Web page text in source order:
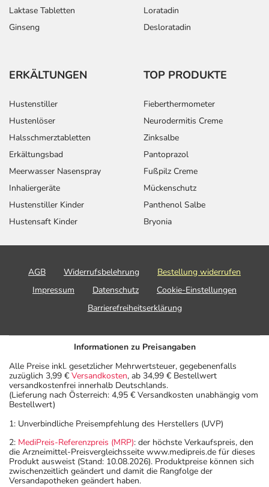
Laktase Tabletten
Ginseng
Loratadin
Desloratadin
ERKÄLTUNGEN
Hustenstiller
Hustenlöser
Halsschmerztabletten
Erkältungsbad
Meerwasser Nasenspray
Inhaliergeräte
Hustenstiller Kinder
Hustensaft Kinder
TOP PRODUKTE
Fieberthermometer
Neurodermitis Creme
Zinksalbe
Pantoprazol
Fußpilz Creme
Mückenschutz
Panthenol Salbe
Bryonia
AGB Widerrufsbelehrung
Bestellung widerrufen
Impressum
Datenschutz
Cookie-Einstellungen
Barrierefreiheitserklärung
Informationen zu Preisangaben
Alle Preise inkl. gesetzlicher Mehrwertsteuer, gegebenenfalls
zuzüglich 3,99 € Versandkosten, ab 34,99 € Bestellwert
versandkostenfrei innerhalb Deutschlands.
(Lieferung nach Österreich: 4,95 € Versandkosten unabhängig vom
Bestellwert)
1: Unverbindliche Preisempfehlung des Herstellers (UVP)
2: MediPreis-Referenzpreis (MRP): der höchste Verkaufspreis, den
die Arzneimittel-Preisvergleichsseite www.medipreis.de für dieses
Produkt ausweist (Stand: 10.08.2026). Produktpreise können sich
zwischenzeitlich geändert und damit die Rangfolge der
Versandapotheken geändert haben.